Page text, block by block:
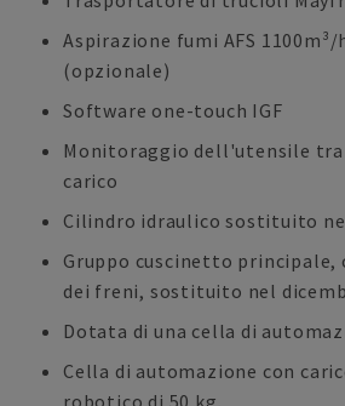
Aspirazione fumi AFS
(opzionale)
Software one-touch IGF
Monitoraggio dell'utensile
carico
Cilindro idraulico sostituito
Gruppo cuscinetto
dei freni, sostituito nel
Dotata di una cella di
Cella di automazione con
robotico di 50 kg.